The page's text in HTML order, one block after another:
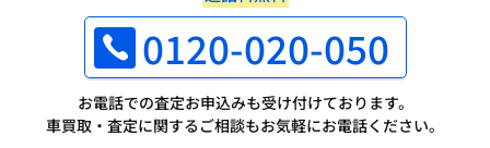
0120-020-050
お電話での査定お申込みも受け付けております。
車買取・査定に関するご相談もお気軽にお電話ください。